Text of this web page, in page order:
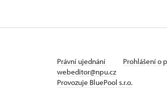
Právní ujednání Prohlášení o
webeditor@npu.cz
Provozuje BluePool s.r.o.